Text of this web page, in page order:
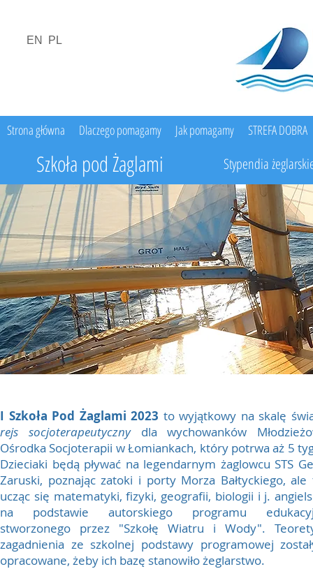
EN PL
Szkoła pod Żaglami Stypendia
I Szkoła Pod Żaglami 2023 to wyjątkowy na skalę
rejs socjoterapeutycznydla wychowanków
Ośrodka Socjoterapii w Łomiankach, który potrwa aż 5
Dzieciaki będą pływać na legendarnym żaglowcu STS
Zaruski, poznając zatoki i porty Morza Bałtyckiego, ale
ucząc się matematyki, fizyki, geografii, biologii i j.
na podstawie autorskiego programu
stworzonego przez "Szkołę Wiatru i Wody".
zagadnienia ze szkolnej podstawy programowej
opracowane, żeby ich bazę stanowiło żeglarstwo.
Strona główna Dlaczego pomagamy Jak pomagamy STREFA DOBRA